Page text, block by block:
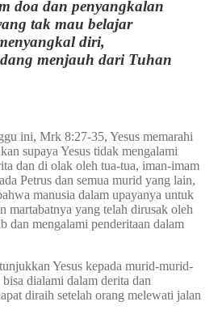
doa dan penyangkalan
tak mau belajar
diri,
menjauh dari Tuhan
ini, Mrk 8:27-35, Yesus memarahi
supaya Yesus tidak mengalami
dan di olak oleh tua-tua, iman-imam
Petrus dan semua murid yang lain,
manusia dalam upayanya untuk
martabatnya yang telah dirusak oleh
dan mengalami penderitaan dalam
Yesus kepada murid-murid-
dialami dalam derita dan
diraih setelah orang melewati jalan